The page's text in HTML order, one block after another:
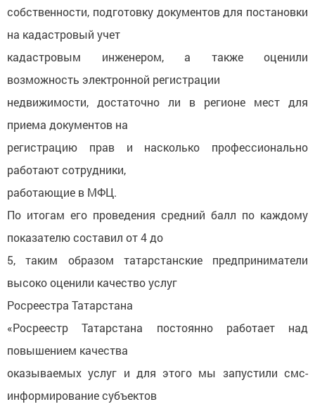
собственности, подготовку документов для постановки
на кадастровый учет
кадастровым инженером, а также оценили
возможность электронной регистрации
недвижимости, достаточно ли в регионе мест для
приема документов на
регистрацию прав и насколько профессионально
работают сотрудники,
работающие в МФЦ.
По итогам его проведения средний балл по каждому
показателю составил от 4 до
5, таким образом татарстанские предприниматели
высоко оценили качество услуг
Росреестра Татарстана
«Росреестр Татарстана постоянно работает над
повышением качества
оказываемых услуг и для этого мы запустили смс-
информирование субъектов